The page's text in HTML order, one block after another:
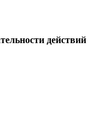
действий